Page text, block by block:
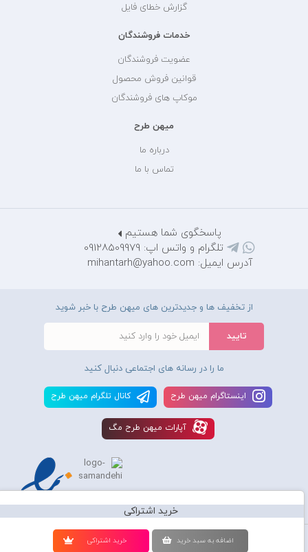
خرید اشتراکی
اضافه به سبد خريد خريد اشتراکی
گزارش خطای فایل
خدمات فروشندگان
عضویت فروشندگان
قوانین فروش محصول
موکاپ های فروشندگان
میهن طرح
درباره ما
تماس با ما
پاسخگوی شما هستیم
تلگرام و واتس اپ: 09128509979
آدرس ایمیل: mihantarh@yahoo.com
از تخفیف ها و جدیدترین های میهن طرح با خبر شوید
ما را در رسانه های اجتماعی دنبال کنید
اينستاگرام ميهن طرح کانال تلگرام ميهن طرح
آپارات ميهن طرح مگ
استفاده از محصولات سايت میهن طرح برای مقاصد تجاری ممنوع و موجب پیگرد